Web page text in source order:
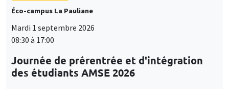
Éco-campus La Pauliane
Mardi 1 septembre 2026
08:30 à 17:00
Journée de prérentrée et d'intégration
des étudiants AMSE 2026